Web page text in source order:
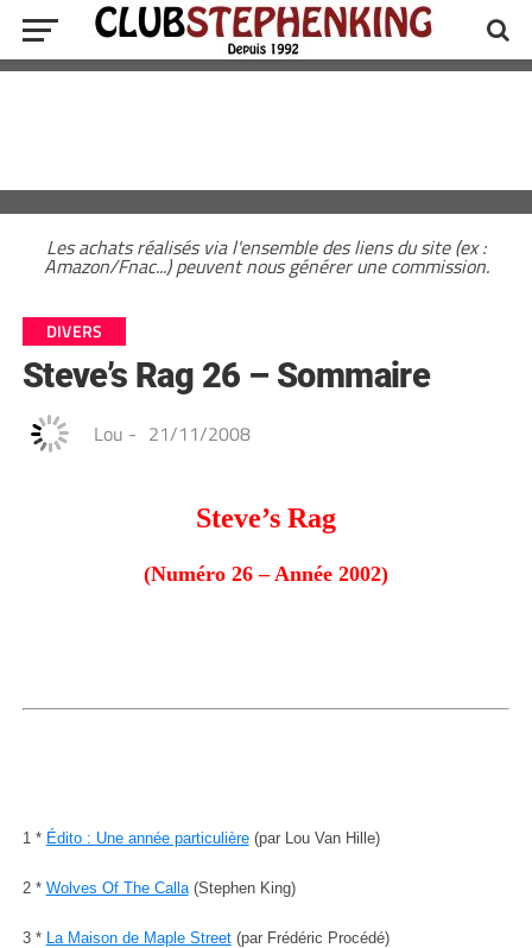
Les achats réalisés via l'ensemble des liens du site (ex :
Amazon/Fnac...) peuvent nous générer une commission.
DIVERS
Steve’s Rag 26 – Sommaire
Lou - 21/11/2008
Steve’s Rag
(Numéro 26 – Année 2002)
1 * Édito : Une année particulière(par Lou Van Hille)
2 * Wolves Of The Calla(Stephen King)
3 * La Maison de Maple Street(par Frédéric Procédé)